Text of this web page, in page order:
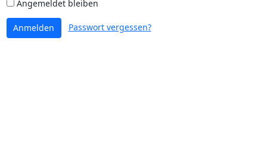
Angemeldet bleiben
Anmelden Passwort vergessen?